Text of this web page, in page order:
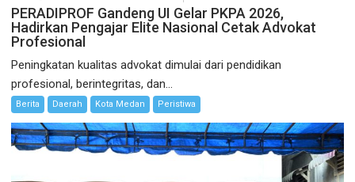
PERADIPROF Gandeng UI Gelar PKPA 2026,
Hadirkan Pengajar Elite Nasional Cetak Advokat
Profesional
Peningkatan kualitas advokat dimulai dari pendidikan
profesional, berintegritas, dan...
Berita Daerah Kota Medan Peristiwa